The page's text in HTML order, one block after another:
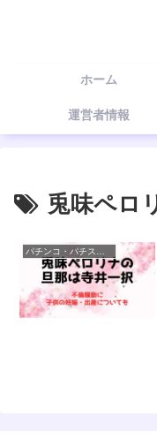
ホーム
運営者情報
兎味ペロ